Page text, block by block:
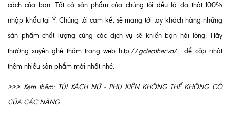
cách của bạn. Tất cả sản phẩm của chúng tôi đều là da thật 100%
nhập khẩu tại Ý. Chúng tôi cam kết sẽ mang tới tay khách hàng những
sản phẩm chất lượng cùng các dịch vụ sẽ khiến bạn hài lòng. Hãy
thường xuyên ghé thăm trang web http://gcleather.vn/ để cập nhật
thêm nhiều sản phẩm mới nhất nhé.
>>> Xem thêm: TÚI XÁCH NỮ - PHỤ KIỆN KHÔNG THỂ KHÔNG CÓ
CỦA CÁC NÀNG